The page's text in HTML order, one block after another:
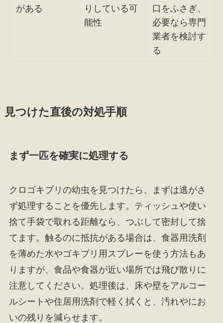
がある
りしている可
能性
口をふさぎ、
必要なら専門
業者を検討す
る
見つけた直後の対処手順
まず一匹を確実に処理する
クロゴキブリの幼虫を見つけたら、まずは逃がさ
ず処理することを優先します。ティッシュや使い
捨て手袋で取れる距離なら、つぶして密封して捨
てます。触るのに抵抗がある場合は、食器用洗剤
を薄めた水やゴキブリ用スプレーを使う方法もあ
りますが、食品や食器が近い場所では飛び散りに
注意してください。処理後は、床や壁をアルコー
ルシートや住居用洗剤で軽く拭くと、汚れやにお
いの残りを減らせます。